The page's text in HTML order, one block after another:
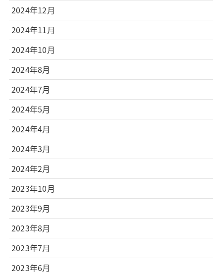
2024年12月
2024年11月
2024年10月
2024年8月
2024年7月
2024年5月
2024年4月
2024年3月
2024年2月
2023年10月
2023年9月
2023年8月
2023年7月
2023年6月